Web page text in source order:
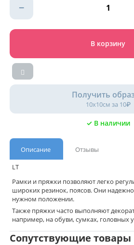
−
В корзину
Получить
10х10см за 10₽
✓ В наличии
Описание
Отзывы
LT
Рамки и пряжки позволяют легко
широких резинок, поясов. Они
нужном положении.
Также пряжки часто выполняют
например, на обуви, сумках, головных
Сопутствующие товары